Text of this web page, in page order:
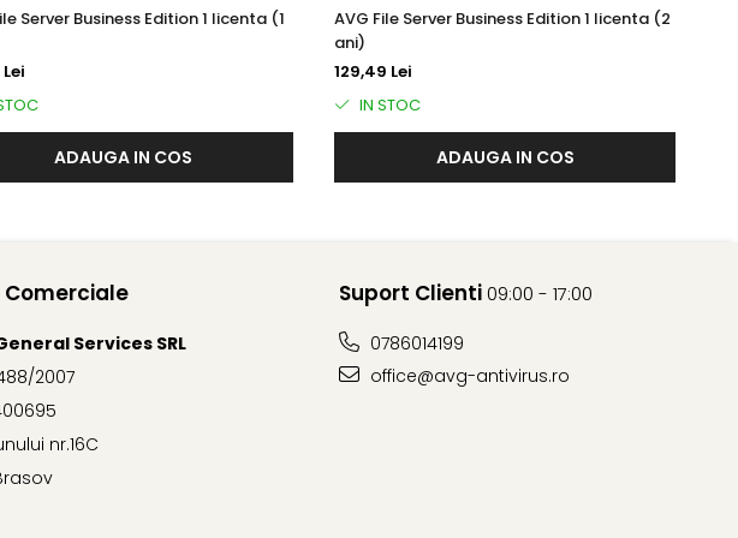
o aplicație în Sandbox, activitatea dvs. și conținutul web sunt conținute,
sau nesigure fără riscuri.
împiedica atacatorii să o acceseze și să utilizeze greșit datele
redirecționa de la o adresă URL autentică la una neautentică pentru a
Server Business Edition 1 licenta (1
ADAUGA IN COS
AVG File Server Business Edition 1 licenta (2
ani)
129,49 Lei
IN STOC
ADAUGA IN COS
Comerciale
Services SRL
2007
nr.16C
Suport Clienti09:00 - 17:00
0786014199
office@avg-antivirus.ro